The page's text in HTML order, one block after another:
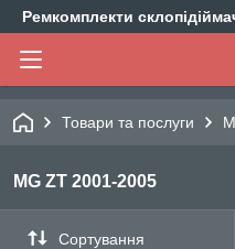
Ремкомплекти
Товари та послуги
MG ZT 2001-2005
Сортування